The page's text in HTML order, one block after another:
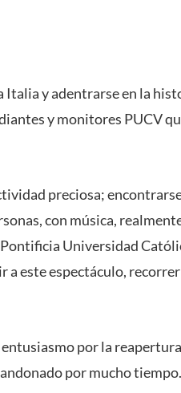
Italia y adentrarse en la
y monitores PUCV
preciosa;
con música,
Universidad
este espectáculo, recorrer
por la
por mucho